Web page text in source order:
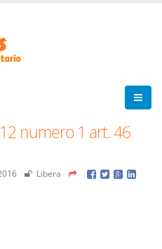
numero 1 art. 46
Libera